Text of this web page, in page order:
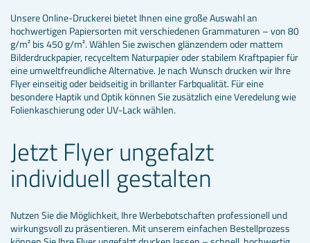
Unsere Online-Druckerei bietet Ihnen eine große Auswahl an
hochwertigen Papiersorten mit verschiedenen Grammaturen – von 80
g/m² bis 450 g/m². Wählen Sie zwischen glänzendem oder mattem
Bilderdruckpapier, recyceltem Naturpapier oder stabilem Kraftpapier für
eine umweltfreundliche Alternative. Je nach Wunsch drucken wir Ihre
Flyer einseitig oder beidseitig in brillanter Farbqualität. Für eine
besondere Haptik und Optik können Sie zusätzlich eine Veredelung wie
Folienkaschierung oder UV-Lack wählen.
Jetzt Flyer ungefalzt
individuell gestalten
Nutzen Sie die Möglichkeit, Ihre Werbebotschaften professionell und
wirkungsvoll zu präsentieren. Mit unserem einfachen Bestellprozess